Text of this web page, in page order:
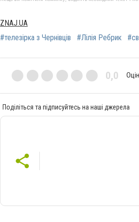
ZNAJ.UA
#телезірка з Чернівців
#Лілія Ребрик
0,0
Поділіться та підписуйтесь на наші джерела